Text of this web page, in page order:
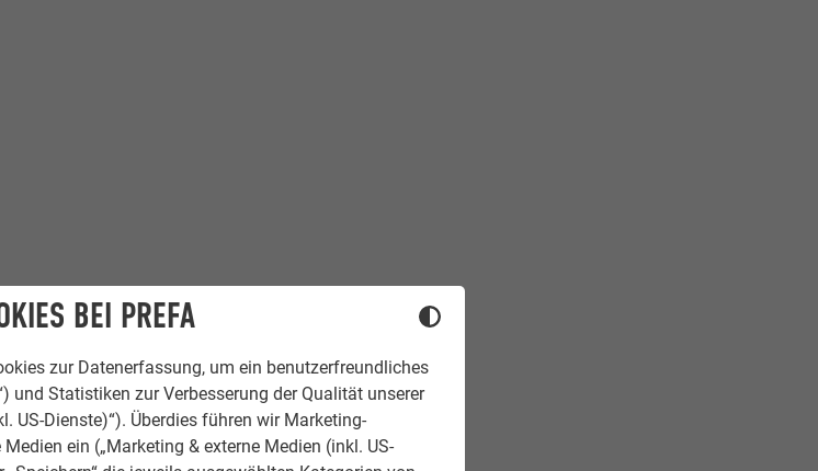
BEI PREFA
zur Datenerfassung, um ein benutzerfreundliches
und Statistiken zur Verbesserung der Qualität unserer
US-Dienste)“). Überdies führen wir Marketing-
ein („Marketing & externe Medien (inkl. US-